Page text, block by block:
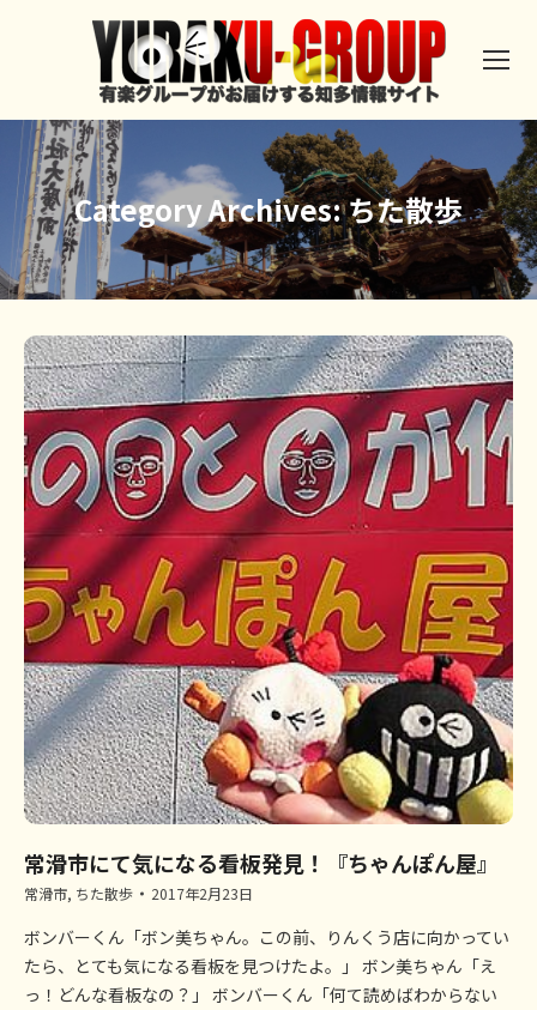
Category Archives:ちた散歩
常滑市にて気になる看板発見！『ちゃんぽん屋』
常滑市, ちた散歩 2017年2月23日
ボンバーくん「ボン美ちゃん。この前、りんくう店に向かってい
たら、とても気になる看板を見つけたよ。」 ボン美ちゃん「え
っ！どんな看板なの？」 ボンバーくん「何て読めばわからない